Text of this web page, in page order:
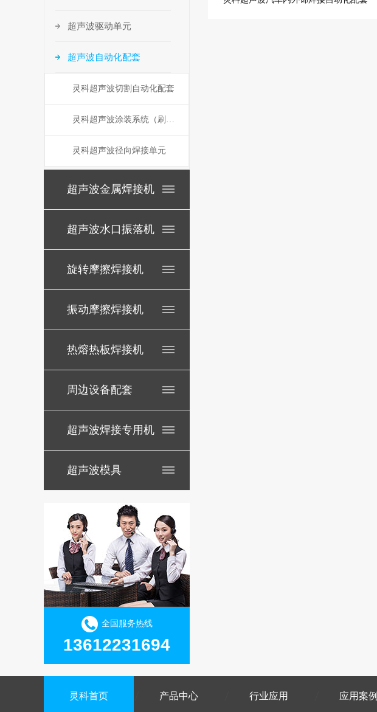
超声波驱动单元
超声波自动化配套
灵科超声波切割自动化配套
灵科超声波涂装系统（刷镀）
灵科超声波径向焊接单元
超声波金属焊接机
超声波水口振落机
旋转摩擦焊接机
振动摩擦焊接机
热熔热板焊接机
周边设备配套
超声波焊接专用机
超声波模具
全国服务热线
13612231694
灵科首页 产品中心 行业应用 应用案例